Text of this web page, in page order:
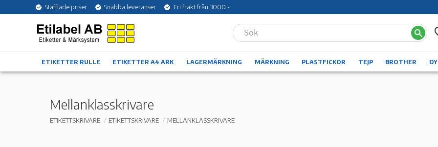
Stafflade priser Snabba leveranser Fri frakt från 3000:-
ETIKETTER RULLE ETIKETTER A4 ARK LAGERMÄRKNING MÄRKNING PLASTFICKOR TEJP BROTHER
Mellanklasskrivare
ETIKETTSKRIVARE ETIKETTSKRIVARE MELLANKLASSKRIVARE